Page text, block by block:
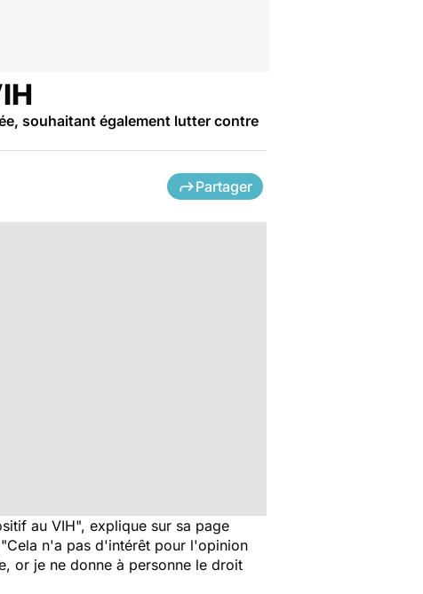
souhaitant également lutter contre
Partager
au VIH", explique sur sa page
n'a pas d'intérêt pour l'opinion
or je ne donne à personne le droit